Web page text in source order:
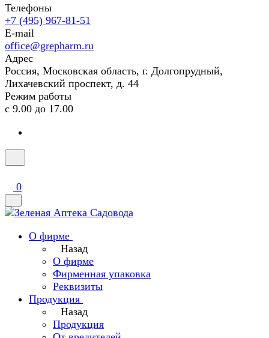
Телефоны
+7 (495) 967-81-51
E-mail
office@grepharm.ru
Адрес
Россия, Московская область, г. Долгопрудный,
Лихачевский проспект, д. 44
Режим работы
с 9.00 до 17.00
0
О фирме
Назад
О фирме
Фирменная упаковка
Реквизиты
Продукция
Назад
Продукция